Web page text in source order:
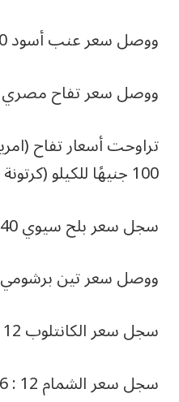
ووصل سعر عنب أسود 30 : 45 جنيهًا للكيلو.
ووصل سعر تفاح مصري 35 : 50 جنيهًا للكيلو.
100 جنيهًا للكيلو (كرتونة 20 كيلو).
سجل سعر بلح سيوي 40 : 70 جنيهًا للكيلو.
ووصل سعر تين برشومي 35 : 50 جنيهًا للكيلو.
سجل سعر الكانتلوب 12 : 16 جنيها للكيلو.
سجل سعر الشمام 12 : 16 جنيها للكيلو.